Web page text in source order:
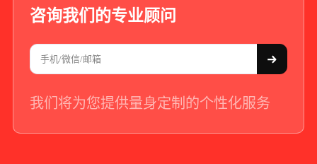
咨询我们的专业顾问
我们将为您提供量身定制的个性化服务